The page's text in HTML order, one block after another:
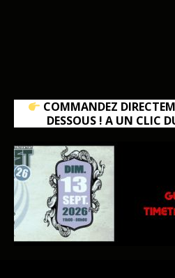
COMMANDEZ
DESSOUS ! A UN CLIC